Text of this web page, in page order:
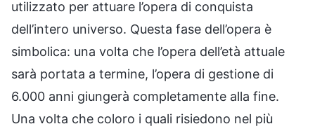
utilizzato per attuare l’opera di conquista
dell’intero universo. Questa fase dell’opera è
simbolica: una volta che l’opera dell’età attuale
sarà portata a termine, l’opera di gestione di
6.000 anni giungerà completamente alla fine.
Una volta che coloro i quali risiedono nel più